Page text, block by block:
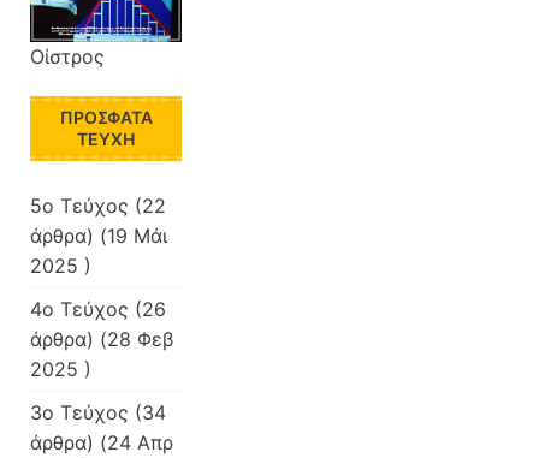
Οίστρος
ΠΡΌΣΦΑΤΑ
ΤΕΎΧΗ
5o Τεύχος (22
άρθρα) (19 Μάι
2025 )
4o Τεύχος (26
άρθρα) (28 Φεβ
2025 )
3ο Τεύχος (34
άρθρα) (24 Απρ